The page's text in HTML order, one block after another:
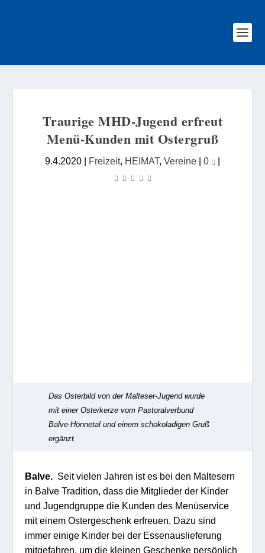
Traurige MHD-Jugend erfreut
Menü-Kunden mit Ostergruß
9.4.2020 | Freizeit, HEIMAT, Vereine | 0 |
Das Osterbild von der Malteser-Jugend wurde
mit einer Osterkerze vom Pastoralverbund
Balve-Hönnetal und einem schokoladigen Gruß
ergänzt.
Balve. Seit vielen Jahren ist es bei den Maltesern
in Balve Tradition, dass die Mitglieder der Kinder
und Jugendgruppe die Kunden des Menüservice
mit einem Ostergeschenk erfreuen. Dazu sind
immer einige Kinder bei der Essenauslieferung
mitgefahren, um die kleinen Geschenke persönlich